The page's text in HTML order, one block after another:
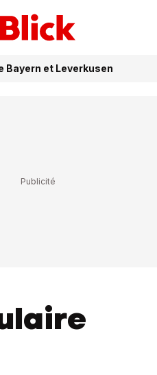
Bayern et Leverkusen